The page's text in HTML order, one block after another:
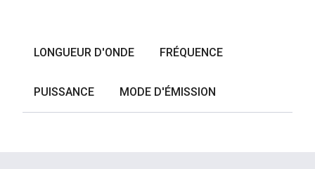
LONGUEUR D'ONDE FRÉQUENCE
PUISSANCE MODE D'ÉMISSION